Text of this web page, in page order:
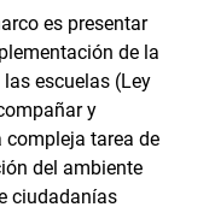
es presentar
de la
escuelas (Ley
y
tarea de
del ambiente
ciudadanías